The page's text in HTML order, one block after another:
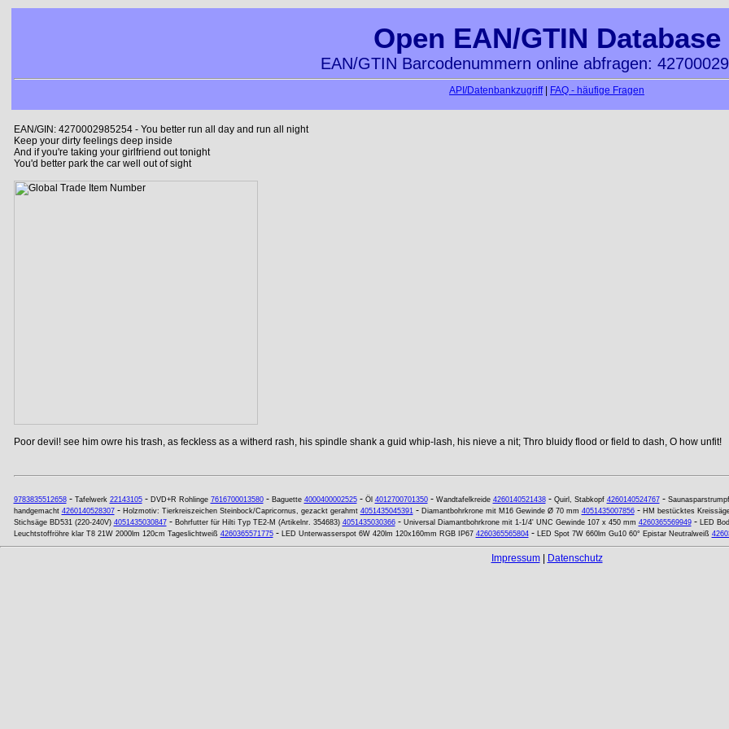
Open EAN/GTIN Database
EAN/GTIN Barcodenummern online abfragen:
API/Datenbankzugriff| FAQ - häufige Fragen
EAN/GIN: 4270002985254 - You better run all day and run all night
Keep your dirty feelings deep inside
And if you're taking your girlfriend out tonight
You'd better park the car well out of sight
Poor devil! see him owre his trash, as feckless as a witherd rash, his spindle shank a guid whip-lash, his nieve a nit; Thro bluidy flood or field to dash, O how unfit!
9783835512658- Tafelwerk 22143105- DVD+R Rohlinge 7616700013580- Baguette 4000400002525- Öl 4012700701350- Wandtafelkreide 4260140521438- Quirl, Stabkopf 4260140524767-
handgemacht 4260140528307- Holzmotiv: Tierkreiszeichen Steinbock/Capricornus, gezackt gerahmt 4051435045391- Diamantbohrkrone mit M16 Gewinde Ø 70 mm 4051435007856- HM bestücktes
Stichsäge BD531 (220-240V) 4051435030847- Bohrfutter für Hilti Typ TE2-M (Artikelnr. 354683) 4051435030366- Universal Diamantbohrkrone mit 1-1/4' UNC Gewinde 107 x 450 mm 4260365569949- LED
Leuchtstoffröhre klar T8 21W 2000lm 120cm Tageslichtweiß 4260365571775- LED Unterwasserspot 6W 420lm 120x160mm RGB IP67 4260365565804- LED Spot 7W 660lm Gu10 60° Epistar Neutralweiß
Impressum| Datenschutz